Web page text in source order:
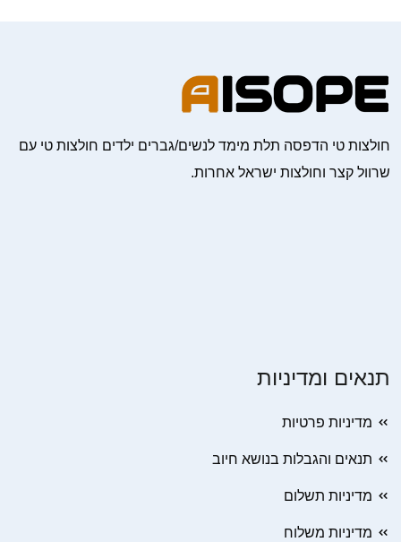
חולצות טי הדפסה תלת מימד לנשים/גברים ילדים חולצות טי עם
שרוול קצר וחולצות ישראל אחרות.
תנאים ומדיניות
מדיניות פרטיות
תנאים והגבלות בנושא חיוב
מדיניות תשלום
מדיניות משלוח